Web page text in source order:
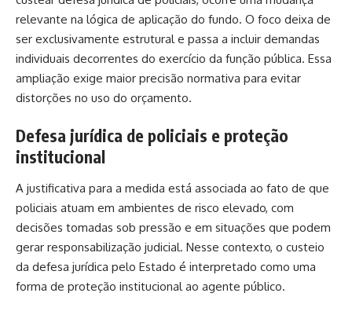
relevante na lógica de aplicação do fundo. O foco deixa de
ser exclusivamente estrutural e passa a incluir demandas
individuais decorrentes do exercício da função pública. Essa
ampliação exige maior precisão normativa para evitar
distorções no uso do orçamento.
Defesa jurídica de policiais e proteção
institucional
A justificativa para a medida está associada ao fato de que
policiais atuam em ambientes de risco elevado, com
decisões tomadas sob pressão e em situações que podem
gerar responsabilização judicial. Nesse contexto, o custeio
da defesa jurídica pelo Estado é interpretado como uma
forma de proteção institucional ao agente público.